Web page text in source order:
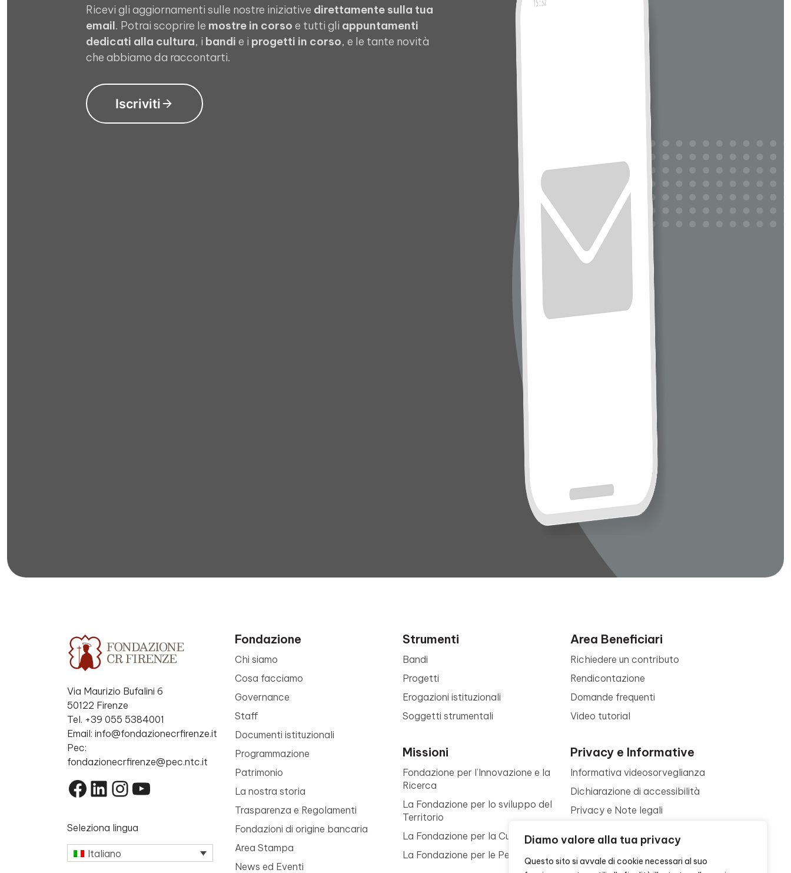
Diamo valore alla tua privacy
Questo sito si avvale di cookie necessari al suo
Ricevi gli aggiornamenti sulle nostre iniziative direttamente sulla tua
email. Potrai scoprire le mostre in corso e tutti gli appuntamenti
dedicati alla cultura, i bandi e i progetti in corso, e le tante novità
che abbiamo da raccontarti.
Iscriviti
Via Maurizio Bufalini 6
50122 Firenze
Tel. +39 055 5384001
Email: info@fondazionecrfirenze.it
Pec:
fondazionecrfirenze@pec.ntc.it
Facebook
LinkedIn
Instagram
YouTube
Seleziona lingua
Italiano
Fondazione
Chi siamo
Cosa facciamo
Governance
Staff
Documenti istituzionali
Programmazione
Patrimonio
La nostra storia
Trasparenza e Regolamenti
Fondazioni di origine bancaria
Area Stampa
News ed Eventi
Strumenti
Bandi
Progetti
Erogazioni istituzionali
Soggetti strumentali
Missioni
Fondazione per l’Innovazione e la
Ricerca
La Fondazione per lo sviluppo del
Territorio
La Fondazione per la Cultura
La Fondazione per le Persone
Area Beneficiari
Richiedere un contributo
Rendicontazione
Domande frequenti
Video tutorial
Privacy e Informative
Informativa videosorveglianza
Dichiarazione di accessibilità
Privacy e Note legali
Contattaci